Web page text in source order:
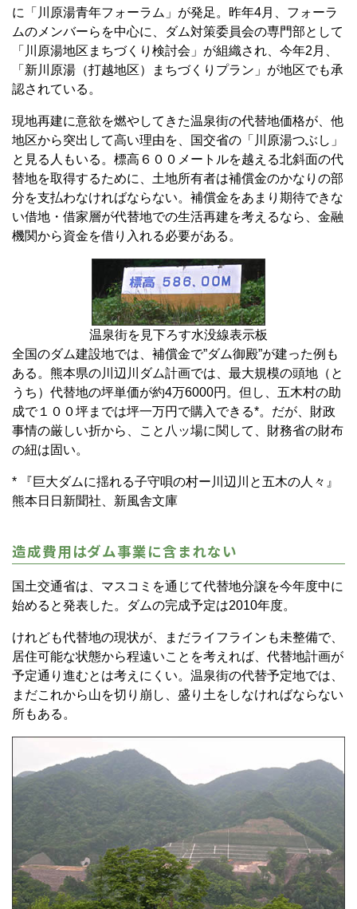
に「川原湯青年フォーラム」が発足。昨年4月、フォーラ
ムのメンバーらを中心に、ダム対策委員会の専門部として
「川原湯地区まちづくり検討会」が組織され、今年2月、
「新川原湯（打越地区）まちづくりプラン」が地区でも承
認されている。
現地再建に意欲を燃やしてきた温泉街の代替地価格が、他
地区から突出して高い理由を、国交省の「川原湯つぶし」
と見る人もいる。標高６００メートルを越える北斜面の代
替地を取得するために、土地所有者は補償金のかなりの部
分を支払わなければならない。補償金をあまり期待できな
い借地・借家層が代替地での生活再建を考えるなら、金融
機関から資金を借り入れる必要がある。
温泉街を見下ろす水没線表示板
全国のダム建設地では、補償金で”ダム御殿”が建った例も
ある。熊本県の川辺川ダム計画では、最大規模の頭地（と
うち）代替地の坪単価が約4万6000円。但し、五木村の助
成で１００坪までは坪一万円で購入できる*。だが、財政
事情の厳しい折から、こと八ッ場に関して、財務省の財布
の紐は固い。
* 『巨大ダムに揺れる子守唄の村ー川辺川と五木の人々』
熊本日日新聞社、新風舎文庫
造成費用はダム事業に含まれない
国土交通省は、マスコミを通じて代替地分譲を今年度中に
始めると発表した。ダムの完成予定は2010年度。
けれども代替地の現状が、まだライフラインも未整備で、
居住可能な状態から程遠いことを考えれば、代替地計画が
予定通り進むとは考えにくい。温泉街の代替予定地では、
まだこれから山を切り崩し、盛り土をしなければならない
所もある。